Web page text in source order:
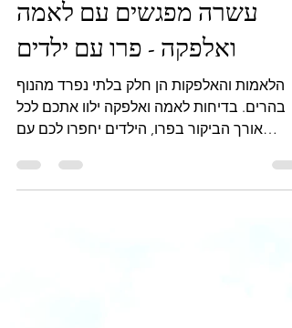
Mar 10, 2022
3 min read
עשרה מפגשים עם לאמה
ואלפקה - פרו עם ילדים
הלאמות והאלפקות הן חלק בלתי נפרד מהנוף
אורך הביקור בפרו, הילדים יחפרו לכם עם
הבדיחה השחוקה: למה...